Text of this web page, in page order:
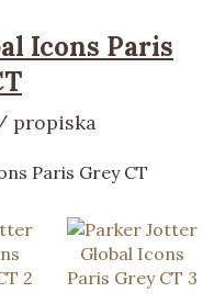
Icons Paris
propiska